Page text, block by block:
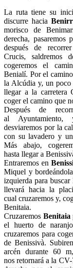
La ruta tiene su
discurre hacia
morisco de
derecha,
después de
Crucis,
cogeremos el
Benialí. Por el
la Alcúdia y, un poco
llegar a la carretera
coger el camino que
Después de
al Ayuntamiento,
desviaremos por la
con su lavadero y
Más abajo,
hasta llegar a
Entraremos en
Miquel y
izquierda para
llevará hacia la
cual cruzaremos y,
Benitaia.
Cruzaremos Benitaia
el huerto de
cruzaremos para
de Benissivà.
arcén durante 60
nos retornará a la